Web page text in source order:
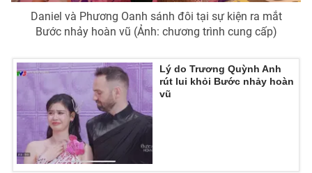
Daniel và Phương Oanh sánh đôi tại sự kiện ra mắt
Bước nhảy hoàn vũ (Ảnh: chương trình cung cấp)
Lý do Trương Quỳnh Anh
rút lui khỏi Bước nhảy hoàn
vũ